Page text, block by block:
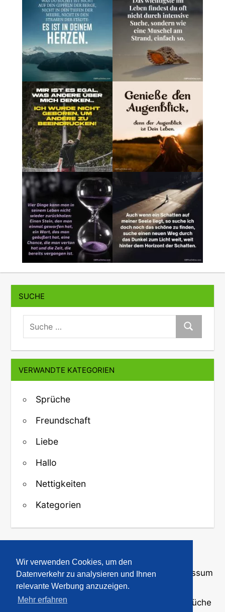
Wir verwenden Cookies, um den
Datenverkehr zu analysieren und Ihnen
relevante Werbung anzuzeigen.
Mehr erfahren
SUCHE
suche:
Suche
VERWANDTE KATEGORIEN
Sprüche
Freundschaft
Liebe
Hallo
Nettigkeiten
Kategorien
↑ Zurück zum Anfang
Über uns·Kontakt·Datenschutz Impressum
© 2008-2026 · Bilder und Sprüche